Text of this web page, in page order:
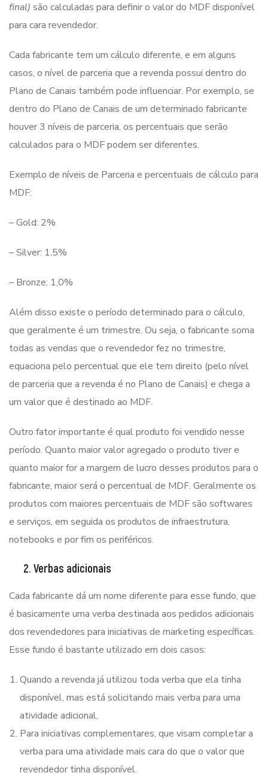
final) são calculadas para definir o valor do MDF disponível
para cara revendedor.
Cada fabricante tem um cálculo diferente, e em alguns
casos, o nível de parceria que a revenda possui dentro do
Plano de Canais também pode influenciar. Por exemplo, se
dentro do Plano de Canais de um determinado fabricante
houver 3 níveis de parceria, os percentuais que serão
calculados para o MDF podem ser diferentes.
Exemplo de níveis de Parceria e percentuais de cálculo para
MDF:
– Gold: 2%
– Silver: 1,5%
– Bronze: 1,0%
Além disso existe o período determinado para o cálculo,
que geralmente é um trimestre. Ou seja, o fabricante soma
todas as vendas que o revendedor fez no trimestre,
equaciona pelo percentual que ele tem direito (pelo nível
de parceria que a revenda é no Plano de Canais) e chega a
um valor que é destinado ao MDF.
Outro fator importante é qual produto foi vendido nesse
período. Quanto maior valor agregado o produto tiver e
quanto maior for a margem de lucro desses produtos para o
fabricante, maior será o percentual de MDF. Geralmente os
produtos com maiores percentuais de MDF são softwares
e serviços, em seguida os produtos de infraestrutura,
notebooks e por fim os periféricos.
2. Verbas adicionais
Cada fabricante dá um nome diferente para esse fundo, que
é basicamente uma verba destinada aos pedidos adicionais
dos revendedores para iniciativas de marketing específicas.
Esse fundo é bastante utilizado em dois casos:
Quando a revenda já utilizou toda verba que ela tinha
disponível, mas está solicitando mais verba para uma
atividade adicional,
Para iniciativas complementares, que visam completar a
verba para uma atividade mais cara do que o valor que
revendedor tinha disponível.